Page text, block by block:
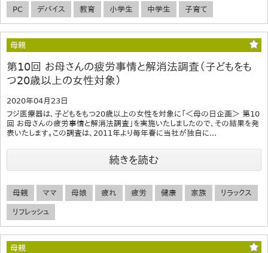
PC デバイス 教育 小学生 中学生 子育て
母親
第10回 お母さんの疲労事情と解消法調査（子どもをも
つ20歳以上の女性対象）
2020年04月23日
フジ医療器は、子どもをもつ20歳以上の女性を対象に「＜母の日企画＞ 第10
回 お母さんの疲労事情と解消法調査」を実施いたしましたので、その結果を発
表いたします。この調査は、2011年より毎年春に当社が独自に...
続きを読む
母親 ママ 母娘 疲れ 疲労 健康 家族 リラックス
リフレッシュ
母親